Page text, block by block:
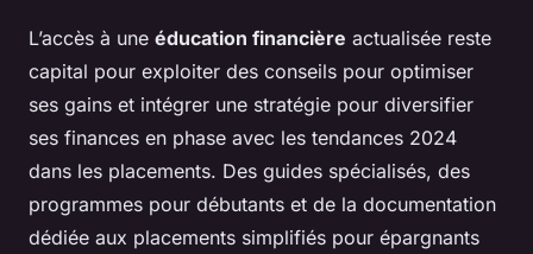
L’accès à une éducation financière actualisée reste
capital pour exploiter des conseils pour optimiser
ses gains et intégrer une stratégie pour diversifier
ses finances en phase avec les tendances 2024
dans les placements. Des guides spécialisés, des
programmes pour débutants et de la documentation
dédiée aux placements simplifiés pour épargnants